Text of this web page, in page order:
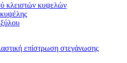
κλειστών κυψελών